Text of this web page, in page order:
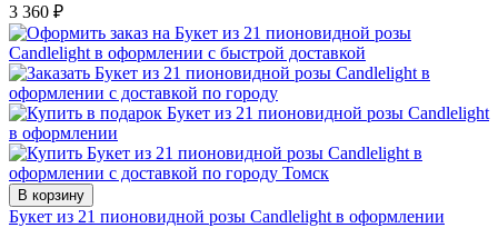
3 360 ₽
В корзину
Букет из 21 пионовидной розы Candlelight в оформлении